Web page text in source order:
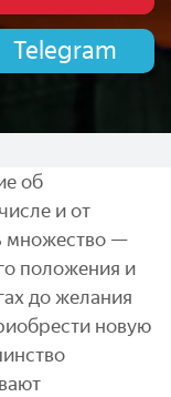
Telegram
об
и от
множество —
положения и
до желания
новую